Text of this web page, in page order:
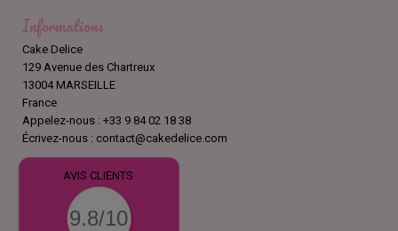
Informations
Cake Delice
129 Avenue des Chartreux
13004 MARSEILLE
France
Appelez-nous : +33 9 84 02 18 38
Écrivez-nous : contact@cakedelice.com
AVIS CLIENTS
9.8/10